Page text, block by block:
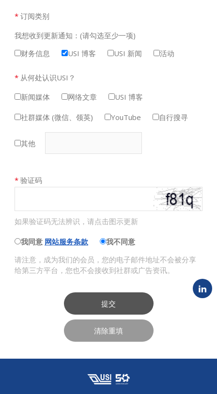
* 订阅类别
我想收到更新通知：(请勾选至少一项)
财务信息
USI 博客 USI 新闻 活动
* 从何处认识USI？
新闻媒体
网络文章 USI 博客
社群媒体 (微信、领英) YouTube 自行搜寻
其他
* 验证码
如果验证码无法辨识，请点击图示更新
我同意 网站服务条款
我不同意
请注意，成为我们的会员，您的电子邮件地址不会被分享
给第三方平台，您也不会接收到社群或广告资讯。
提交
清除重填